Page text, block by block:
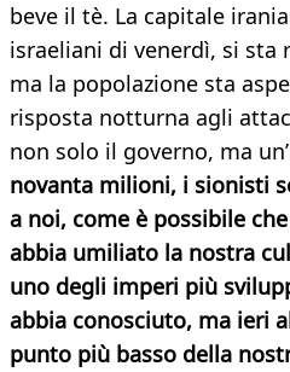
beve il tè. La capitale
israeliani di venerdì, si sta
ma la popolazione sta
risposta notturna agli
non solo il governo, ma
novanta milioni, i sionisti
a noi, come è possibile
abbia umiliato la nostra
uno degli imperi più
abbia conosciuto, ma ieri
punto più basso della